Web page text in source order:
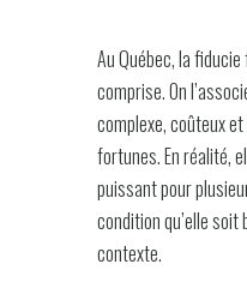
Au Québec, la
comprise. On
complexe, coûteux
fortunes. En réalité,
puissant pour
condition qu’elle soit
contexte.